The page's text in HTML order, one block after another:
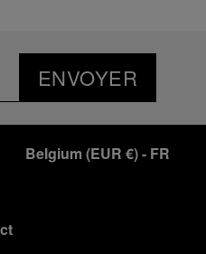
ENVOYER
Belgium (EUR €)- FR